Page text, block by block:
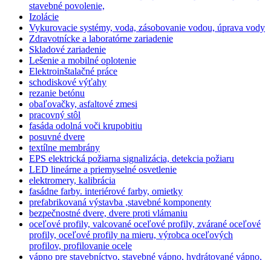
stavebné povolenie,
Izolácie
Vykurovacie systémy, voda, zásobovanie vodou, úprava vody
Zdravotnícke a laboratórne zariadenie
Skladové zariadenie
Lešenie a mobilné oplotenie
Elektroinštalačné práce
schodiskové výťahy
rezanie betónu
obaľovačky, asfaltové zmesi
pracovný stôl
fasáda odolná voči krupobitiu
posuvné dvere
textílne membrány
EPS elektrická požiarna signalizácia, detekcia požiaru
LED lineárne a priemyselné osvetlenie
elektromery, kalibrácia
fasádne farby. interiérové farby, omietky
prefabrikovaná výstavba ,stavebné komponenty
bezpečnostné dvere, dvere proti vlámaniu
oceľové profily, valcované oceľové profily, zvárané oceľové
profily, oceľové profily na mieru, výrobca oceľových
profilov, profilovanie ocele
vápno pre stavebníctvo, stavebné vápno, hydrátované vápno,